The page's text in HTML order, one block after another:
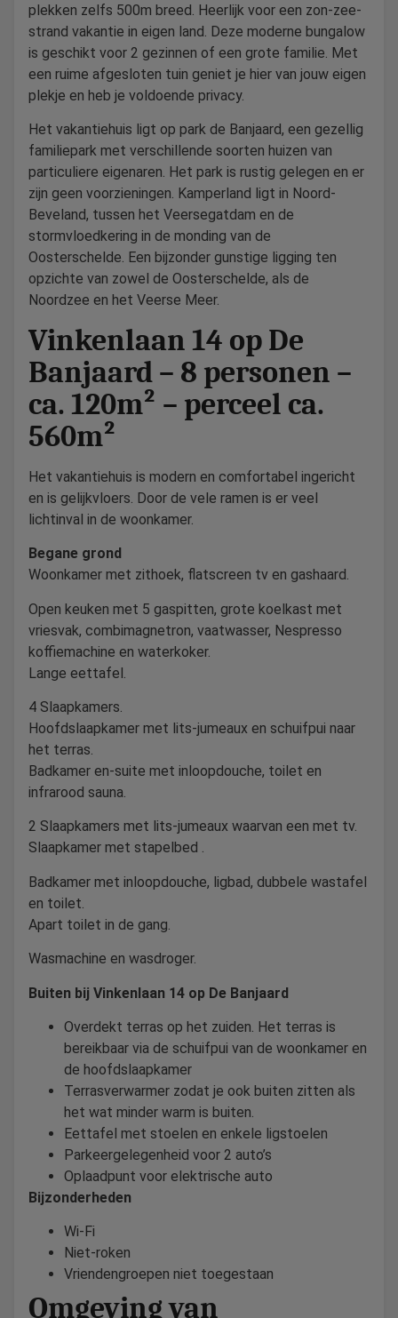
plekken zelfs 500m breed. Heerlijk voor een zon-zee-
strand vakantie in eigen land. Deze moderne bungalow
is geschikt voor 2 gezinnen of een grote familie. Met
een ruime afgesloten tuin geniet je hier van jouw eigen
plekje en heb je voldoende privacy.
Het vakantiehuis ligt op park de Banjaard, een gezellig
familiepark met verschillende soorten huizen van
particuliere eigenaren. Het park is rustig gelegen en er
zijn geen voorzieningen. Kamperland ligt in Noord-
Beveland, tussen het Veersegatdam en de
stormvloedkering in de monding van de
Oosterschelde. Een bijzonder gunstige ligging ten
opzichte van zowel de Oosterschelde, als de
Noordzee en het Veerse Meer.
Vinkenlaan 14 op De
Banjaard – 8 personen –
ca. 120m² – perceel ca.
560m²
Het vakantiehuis is modern en comfortabel ingericht
en is gelijkvloers. Door de vele ramen is er veel
lichtinval in de woonkamer.
Begane grond
Woonkamer met zithoek, flatscreen tv en gashaard.
Open keuken met 5 gaspitten, grote koelkast met
vriesvak, combimagnetron, vaatwasser, Nespresso
koffiemachine en waterkoker.
Lange eettafel.
4 Slaapkamers.
Hoofdslaapkamer met lits-jumeaux en schuifpui naar
het terras.
Badkamer en-suite met inloopdouche, toilet en
infrarood sauna.
2 Slaapkamers met lits-jumeaux waarvan een met tv.
Slaapkamer met stapelbed .
Badkamer met inloopdouche, ligbad, dubbele wastafel
en toilet.
Apart toilet in de gang.
Wasmachine en wasdroger.
Buiten bij Vinkenlaan 14 op De Banjaard
Overdekt terras op het zuiden. Het terras is
bereikbaar via de schuifpui van de woonkamer en
de hoofdslaapkamer
Terrasverwarmer zodat je ook buiten zitten als
het wat minder warm is buiten.
Eettafel met stoelen en enkele ligstoelen
Parkeergelegenheid voor 2 auto’s
Oplaadpunt voor elektrische auto
Bijzonderheden
Wi-Fi
Niet-roken
Vriendengroepen niet toegestaan
Omgeving van